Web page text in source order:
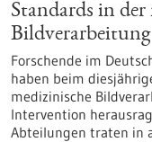
Standards in
Bildverarbeitung
Forschende im
haben beim
medizinische
Intervention
Abteilungen traten in